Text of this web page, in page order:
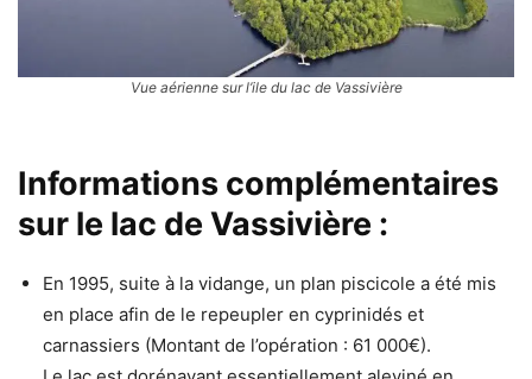
Vue aérienne sur l’ile du lac de Vassivière
Informations complémentaires
sur le lac de Vassivière :
En 1995, suite à la vidange, un plan piscicole a été mis
en place afin de le repeupler en cyprinidés et
carnassiers (Montant de l’opération : 61 000€).